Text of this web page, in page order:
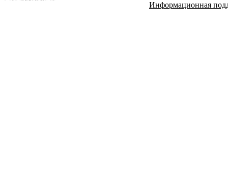
Информационная